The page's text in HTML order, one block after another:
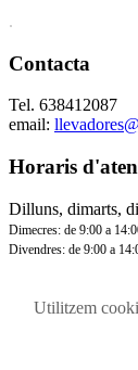
.
Contacta
Tel. 638412087
email:
Horaris
Dilluns, dimarts,
Dimecres: de 9:00 a
Divendres: de 9:00 a
Política de
Utilitzem